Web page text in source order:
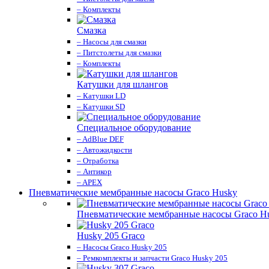
– Комплекты
Смазка
– Насосы для смазки
– Питстолеты для смазки
– Комплекты
Катушки для шлангов
– Катушки LD
– Катушки SD
Специальное оборудование
– AdBlue DEF
– Автожидкости
– Отработка
– Антикор
– APEX
Пневматические мембранные насосы Graco Husky
Пневматические мембранные насосы Graco
Husky 205 Graco
– Насосы Graco Husky 205
– Ремкомплекты и запчасти Graco Husky 205